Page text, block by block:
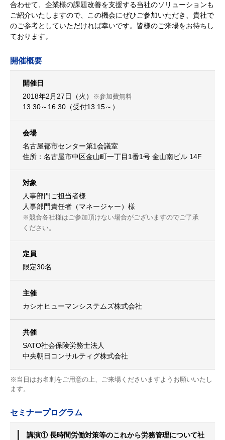
合わせて、企業様の課題改善を支援する当社のソリューションも
ご紹介いたしますので、この機会にぜひご参加いただき、貴社で
のご参考としていただければ幸いです。皆様のご来場をお待ちし
ております。
開催概要
開催日
2018年2月27日（火）
※参加費無料
13:30～16:30（受付13:15～）
会場
名古屋都市センター第1会議室
住所：名古屋市中区金山町一丁目1番1号 金山南ビル 14F
対象
人事部門ご担当者様
人事部門責任者（マネージャー）様
※競合各社様はご参加頂けない場合がございますのでご了承
ください。
定員
限定30名
主催
カシオヒューマンシステムズ株式会社
共催
SATO社会保険労務士法人
中央朝日コンサルティグ株式会社
※当日はお名刺をご用意の上、ご来場くださいますようお願いいたし
ます。
セミナープログラム
講演① 長時間労働対策等のこれから労務管理について社